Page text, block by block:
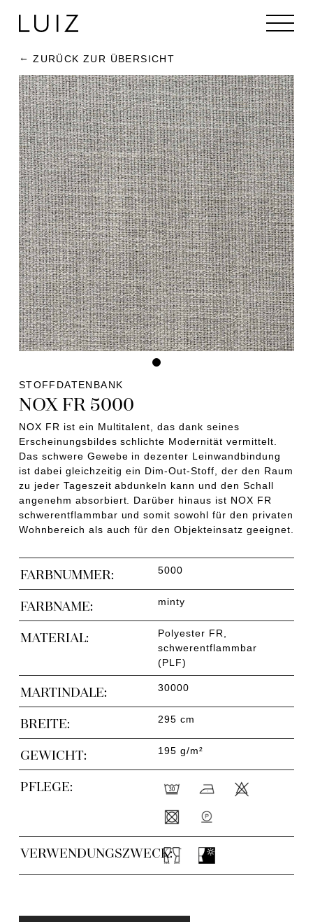
ZURÜCK ZUR ÜBERSICHT
STOFFDATENBANK
NOX FR 5000
NOX FR ist ein Multitalent, das dank seines
Erscheinungsbildes schlichte Modernität vermittelt.
Das schwere Gewebe in dezenter Leinwandbindung
ist dabei gleichzeitig ein Dim-Out-Stoff, der den Raum
zu jeder Tageszeit abdunkeln kann und den Schall
angenehm absorbiert. Darüber hinaus ist NOX FR
schwerentflammbar und somit sowohl für den privaten
Wohnbereich als auch für den Objekteinsatz geeignet.
FARBNUMMER: 5000
FARBNAME: minty
MATERIAL:
Polyester FR,
schwerentflammbar
(PLF)
MARTINDALE: 30000
BREITE: 295 cm
GEWICHT: 195 g/m²
PFLEGE:
VERWENDUNGSZWECK: